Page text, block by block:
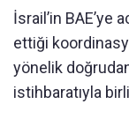
İsrail’in
ettiği
yönelik doğrudan
istihbaratıyla